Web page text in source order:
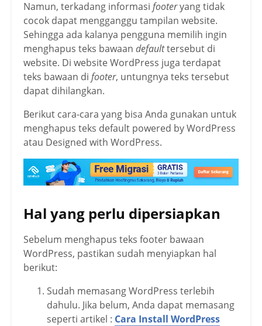
Namun, terkadang informasi footeryang tidak
cocok dapat mengganggu tampilan website.
Sehingga ada kalanya pengguna memilih ingin
menghapus teks bawaan defaulttersebut di
website. Di website WordPress juga terdapat
teks bawaan di footer, untungnya teks tersebut
dapat dihilangkan.
Berikut cara-cara yang bisa Anda gunakan untuk
menghapus teks default powered by WordPress
atau Designed with WordPress.
Hal yang perlu dipersiapkan
Sebelum menghapus teks footer bawaan
WordPress, pastikan sudah menyiapkan hal
berikut:
Sudah memasang WordPress terlebih
dahulu. Jika belum, Anda dapat memasang
seperti artikel : Cara Install WordPress